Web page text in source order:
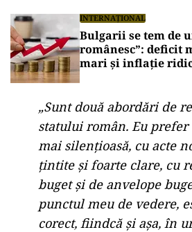
INTERNAȚIONAL
Bulgarii se tem de
românesc”: deficit
mari și inflație
„Sunt două abordări de
statului român. Eu prefer
mai silenţioasă, cu acte
ţintite şi foarte clare, cu
buget şi de anvelope
punctul meu de vedere,
corect, fiindcă şi aşa, în